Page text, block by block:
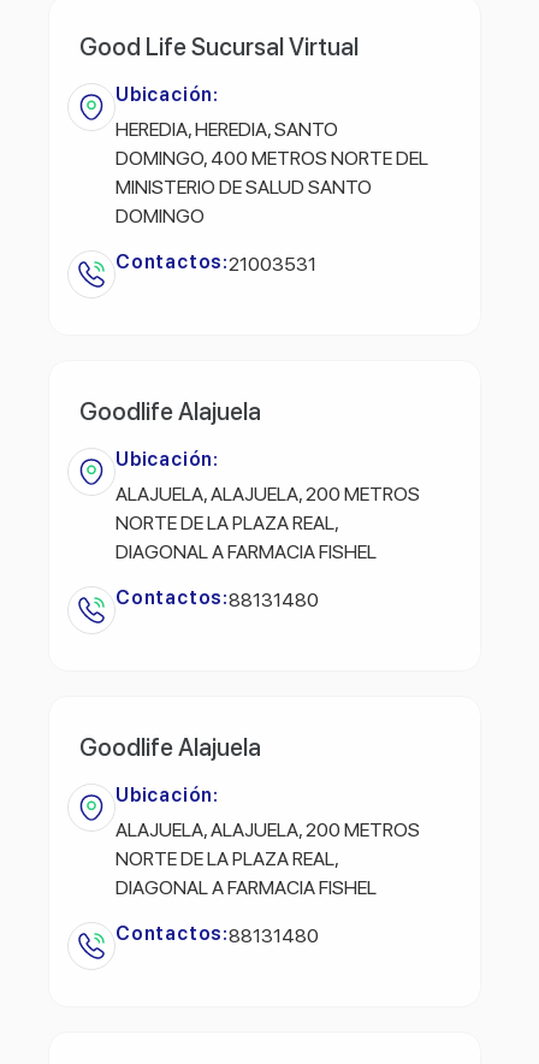
Good Life Sucursal Virtual
Ubicación:
HEREDIA, HEREDIA, SANTO
DOMINGO, 400 METROS NORTE DEL
MINISTERIO DE SALUD SANTO
DOMINGO
Contactos:21003531
Goodlife Alajuela
Ubicación:
ALAJUELA, ALAJUELA, 200 METROS
NORTE DE LA PLAZA REAL,
DIAGONAL A FARMACIA FISHEL
Contactos:88131480
Goodlife Alajuela
Ubicación:
ALAJUELA, ALAJUELA, 200 METROS
NORTE DE LA PLAZA REAL,
DIAGONAL A FARMACIA FISHEL
Contactos:88131480